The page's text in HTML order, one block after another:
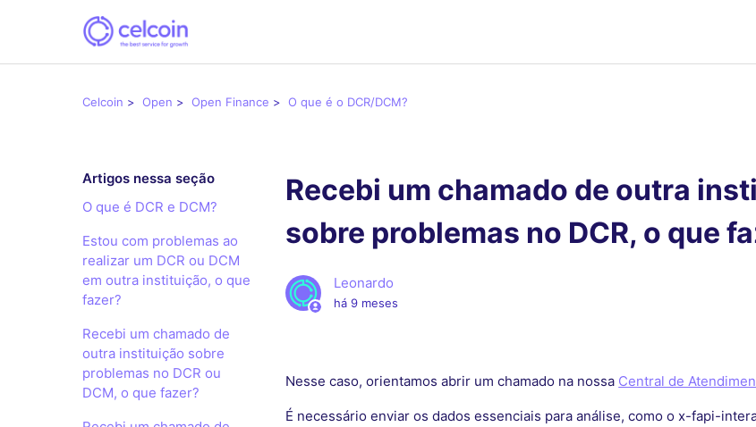
Celcoin Open Open Finance O que é o DCR/DCM?
Artigos nessa seção
O que é DCR e DCM?
Estou com problemas ao
realizar um DCR ou DCM
em outra instituição, o que
fazer?
Recebi um chamado de
outra instituição sobre
problemas no DCR ou
DCM, o que fazer?
Recebi um chamado de outra
sobre problemas no DCR, o que
Leonardo
há 9 meses
Nesse caso, orientamos abrir um chamado na nossa Central de
É necessário enviar os dados essenciais para análise, como o x-fapi-